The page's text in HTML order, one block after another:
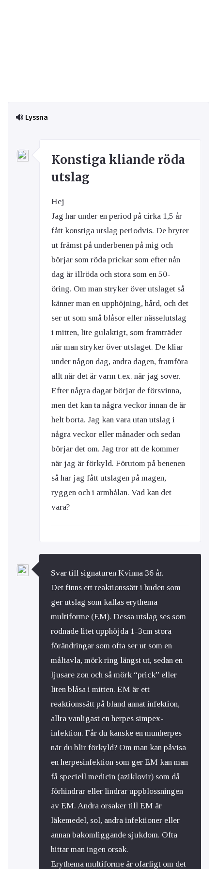
Lyssna
Konstiga kliande röda
utslag
Hej
Jag har under en period på cirka 1,5 år
fått konstiga utslag periodvis. De bryter
ut främst på underbenen på mig och
börjar som röda prickar som efter nån
dag är illröda och stora som en 50-
öring. Om man stryker över utslaget så
känner man en upphöjning, hård, och det
ser ut som små blåsor eller nässelutslag
i mitten, lite gulaktigt, som framträder
när man stryker över utslaget. De kliar
under någon dag, andra dagen, framföra
allt när det är varm t.ex. när jag sover.
Efter några dagar börjar de försvinna,
men det kan ta några veckor innan de är
helt borta. Jag kan vara utan utslag i
några veckor eller månader och sedan
börjar det om. Jag tror att de kommer
när jag är förkyld. Förutom på benenen
så har jag fått utslagen på magen,
ryggen och i armhålan. Vad kan det
vara?
Svar till signaturen Kvinna 36 år.
Det finns ett reaktionssätt i huden som
ger utslag som kallas erythema
multiforme (EM). Dessa utslag ses som
rodnade litet upphöjda 1-3cm stora
förändringar som ofta ser ut som en
måltavla, mörk ring längst ut, sedan en
ljusare zon och så mörk “prick” eller
liten blåsa i mitten. EM är ett
reaktionssätt på bland annat infektion,
allra vanligast en herpes simpex-
infektion. Får du kanske en munherpes
när du blir förkyld? Om man kan påvisa
en herpesinfektion som ger EM kan man
få speciell medicin (aziklovir) som då
förhindrar eller lindrar uppblossningen
av EM. Andra orsaker till EM är
läkemedel, sol, andra infektioner eller
annan bakomliggande sjukdom. Ofta
hittar man ingen orsak.
Erythema multiforme är ofarligt om det